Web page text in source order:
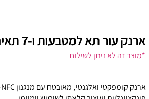
ארנק עור תא למטבעות ו-7 תאים לכרטיסים- חריטה אישית
*מוצר זה לא ניתן לשילוח